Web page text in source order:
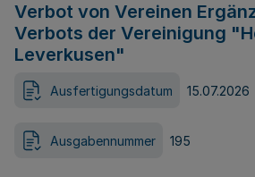
Verbot von Vereinen
Verbots der Vereinigung
Leverkusen"
Ausfertigungsdatum 15.07.2026
Ausgabennummer 195